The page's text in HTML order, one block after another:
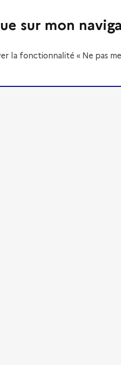
sur mon
la fonctionnalité « Ne pas